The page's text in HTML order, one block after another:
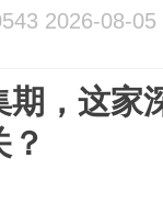
2026-08-05
，这家